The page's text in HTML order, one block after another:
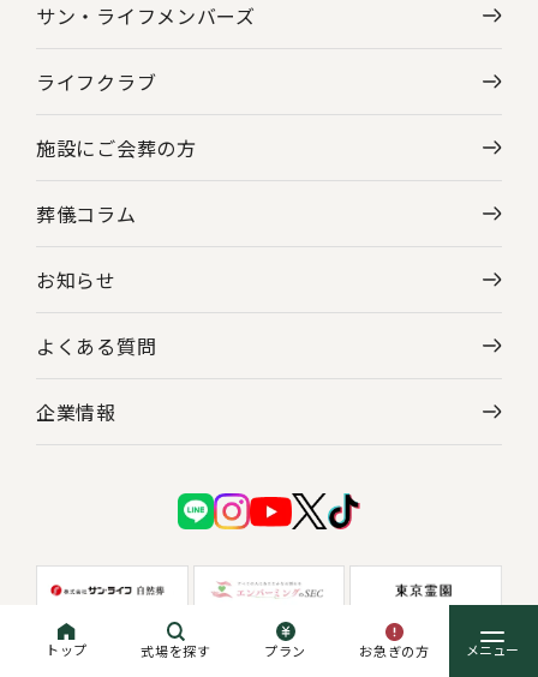
トップ 式場を探す プラン お急ぎの方
サン・ライフメンバーズ
ライフクラブ
施設にご会葬の方
葬儀コラム
お知らせ
よくある質問
企業情報